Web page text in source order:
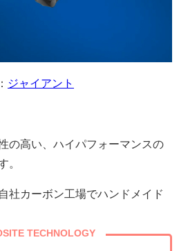
ジャイアント
の高い、ハイパフォーマンスの
。
社カーボン工場でハンドメイド
TECHNOLOGY